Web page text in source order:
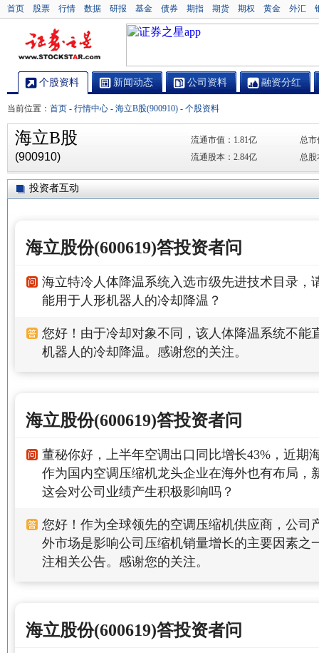
首页 股票 行情 数据 研报 基金 债券 期指 期货 期权 黄金 外汇
个股资料 新闻动态 公司资料 融资分红
当前位置： 首页 - 行情中心 - 海立B股(900910) - 个股资料
海立B股
(900910)
流通市值： 1.81亿
总市
流通股本： 2.84亿 总股
投资者互动
海立股份(600619)答投资者问
海立特冷人体降温系统入选市级先进技术目录，
能用于人形机器人的冷却降温？
您好！由于冷却对象不同，该人体降温系统不能
机器人的冷却降温。感谢您的关注。
海立股份(600619)答投资者问
董秘你好，上半年空调出口同比增长43%，近期
作为国内空调压缩机龙头企业在海外也有布局，
这会对公司业绩产生积极影响吗？
您好！作为全球领先的空调压缩机供应商，公司
外市场是影响公司压缩机销量增长的主要因素之
注相关公告。感谢您的关注。
海立股份(600619)答投资者问